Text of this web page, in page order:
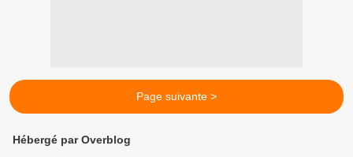
Page suivante >
Hébergé par Overblog